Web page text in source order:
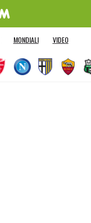
MONDIALI VIDEO